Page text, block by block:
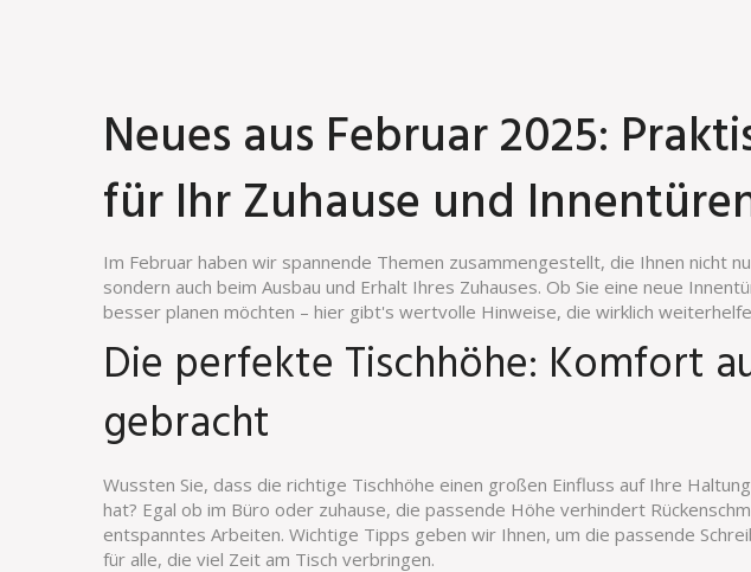
Neues aus Februar 2025:
für Ihr Zuhause und
Im Februar haben wir spannende Themen zusammengestellt, die Ihnen nicht
sondern auch beim Ausbau und Erhalt Ihres Zuhauses. Ob Sie eine neue
besser planen möchten – hier gibt's wertvolle Hinweise, die wirklich
Die perfekte Tischhöhe: Komfort
gebracht
Wussten Sie, dass die richtige Tischhöhe einen großen Einfluss auf Ihre
hat? Egal ob im Büro oder zuhause, die passende Höhe verhindert
entspanntes Arbeiten. Wichtige Tipps geben wir Ihnen, um die passende
für alle, die viel Zeit am Tisch verbringen.